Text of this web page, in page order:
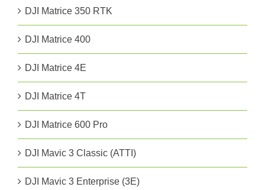
DJI Matrice 350 RTK
DJI Matrice 400
DJI Matrice 4E
DJI Matrice 4T
DJI Matrice 600 Pro
DJI Mavic 3 Classic (ATTI)
DJI Mavic 3 Enterprise (3E)